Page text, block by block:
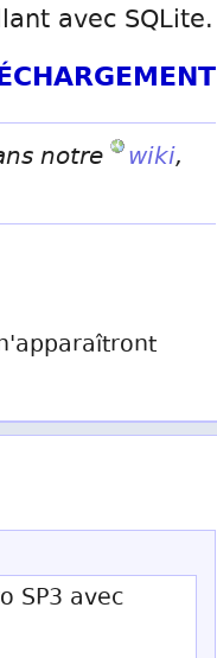
avec SQLite.
notre wiki,
SP3 avec